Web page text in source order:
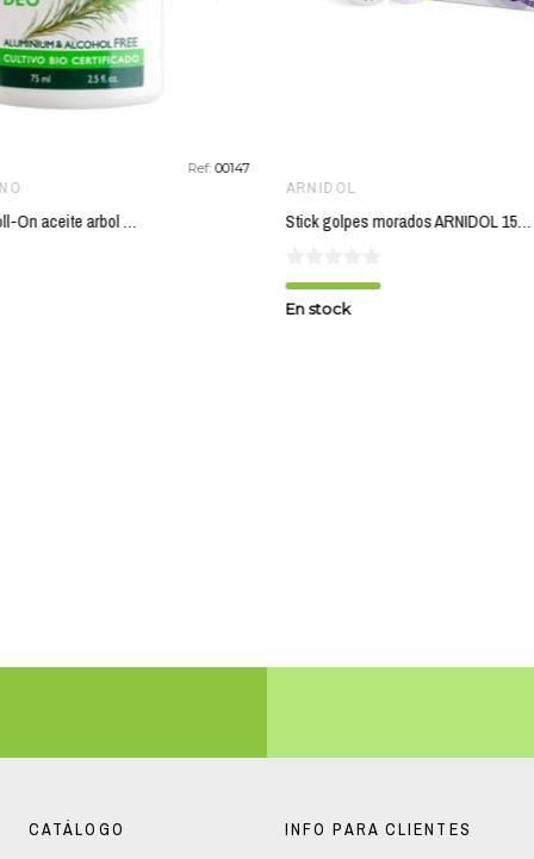
Ref:00147
Desodorante Roll-On aceite arbol del te CORPORE SANO 75 ml
ARNIDOL
Stick golpes morados ARNIDOL 15 gr
En stock
CATÁLOGO INFO PARA CLIENTES